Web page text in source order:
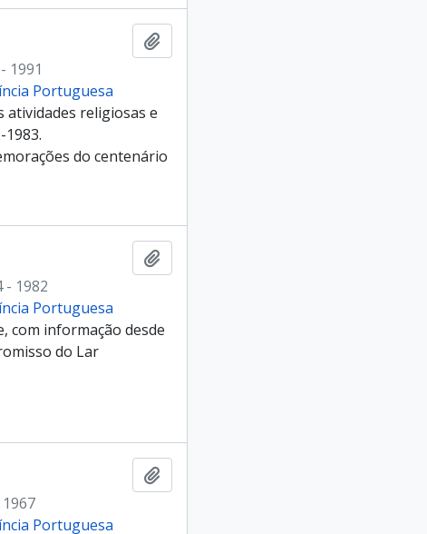
1991
Portuguesa
atividades religiosas e
do centenário
- 1982
Portuguesa
com informação desde
do Lar
Portuguesa